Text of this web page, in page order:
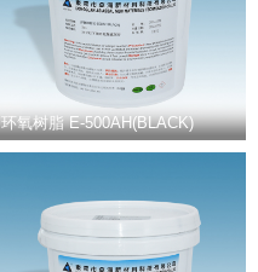
环氧树脂 E-500AH(BLACK)